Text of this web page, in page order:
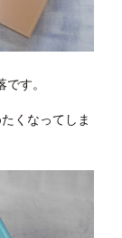
す。
くなってしま